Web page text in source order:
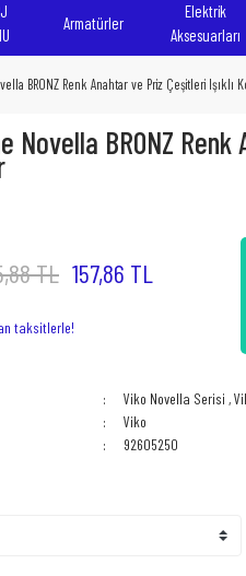
Armatürler
Elektrik
Aksesuarları
BRONZ Renk Anahtar ve Priz Çeşitleri Işıklı
Novella BRONZ
TL 157,86 TL
taksitlerle!
Viko Novella Serisi ,
Viko
92605250